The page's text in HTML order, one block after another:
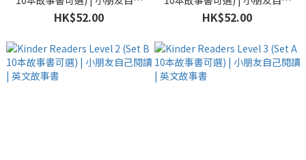
閱讀 | 英文故事書
HK$52.00
閱讀 | 英文故事書
HK$52.00